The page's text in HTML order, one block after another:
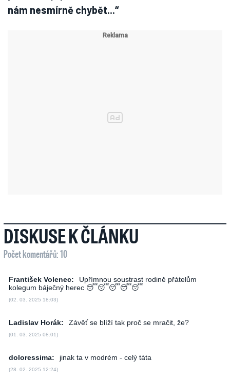
nám nesmírně chybět...“
DISKUSE K ČLÁNKU
Počet komentářů: 10
František Volenec:
Upřímnou soustrast rodině přátelům
kolegum báječný herec 😴😴😴😴😴
(02. 03. 2025 18:03)
Ladislav Horák: Závěť se blíží tak proč se mračit, že?
(01. 03. 2025 08:01)
doloressima: jinak ta v modrém - celý táta
(28. 02. 2025 12:24)